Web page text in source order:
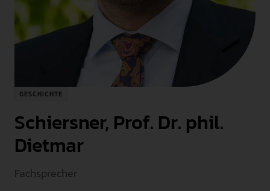
PRESSE
GEBÄRDENSPRACHE
LEICHTE SPRACHE
GESCHICHTE
Schiersner, Prof. Dr. phil.
Dietmar
Fachsprecher